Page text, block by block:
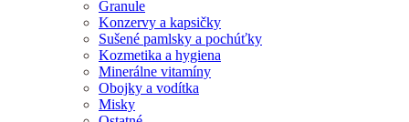
Granule
Konzervy a kapsičky
Sušené pamlsky a pochúťky
Kozmetika a hygiena
Minerálne vitamíny
Obojky a vodítka
Misky